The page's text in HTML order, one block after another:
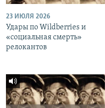
23 ИЮЛЯ 2026
Удары по Wildberries и
«социальная смерть»
релокантов